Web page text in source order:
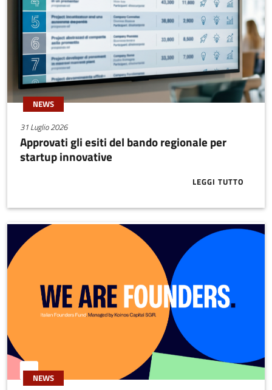
NEWS
31 Luglio 2026
Approvati gli esiti del bando regionale per
startup innovative
LEGGI TUTTO
ABOUT
NEWS